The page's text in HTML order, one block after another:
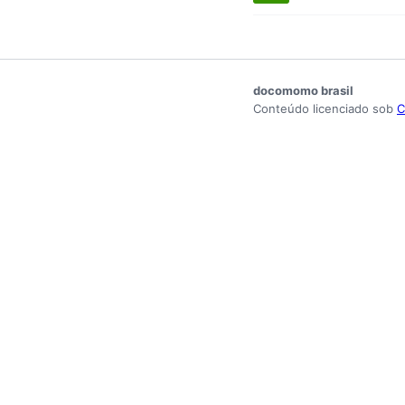
docomomo brasil
Conteúdo licenciado sob